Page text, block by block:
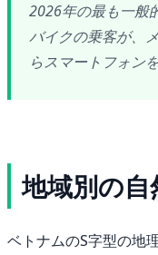
2026年の最も一般
バイクの乗客が、
らスマートフォン
地域別の自
ベトナムのS字型の地